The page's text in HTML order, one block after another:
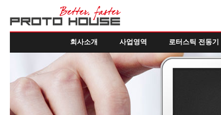
회사소개 사업영역 로터스틱 전동기